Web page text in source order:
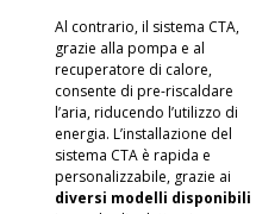
Al contrario, il sistema CTA,
grazie alla pompa e al
recuperatore di calore,
consente di pre-riscaldare
l’aria, riducendo l’utilizzo di
energia. L’installazione del
sistema CTA è rapida e
personalizzabile, grazie ai
diversi modelli disponibili